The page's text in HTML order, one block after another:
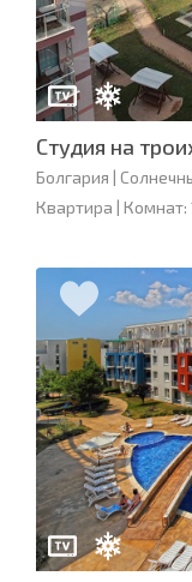
Студия на
Болгария |
Квартира | Комнат: